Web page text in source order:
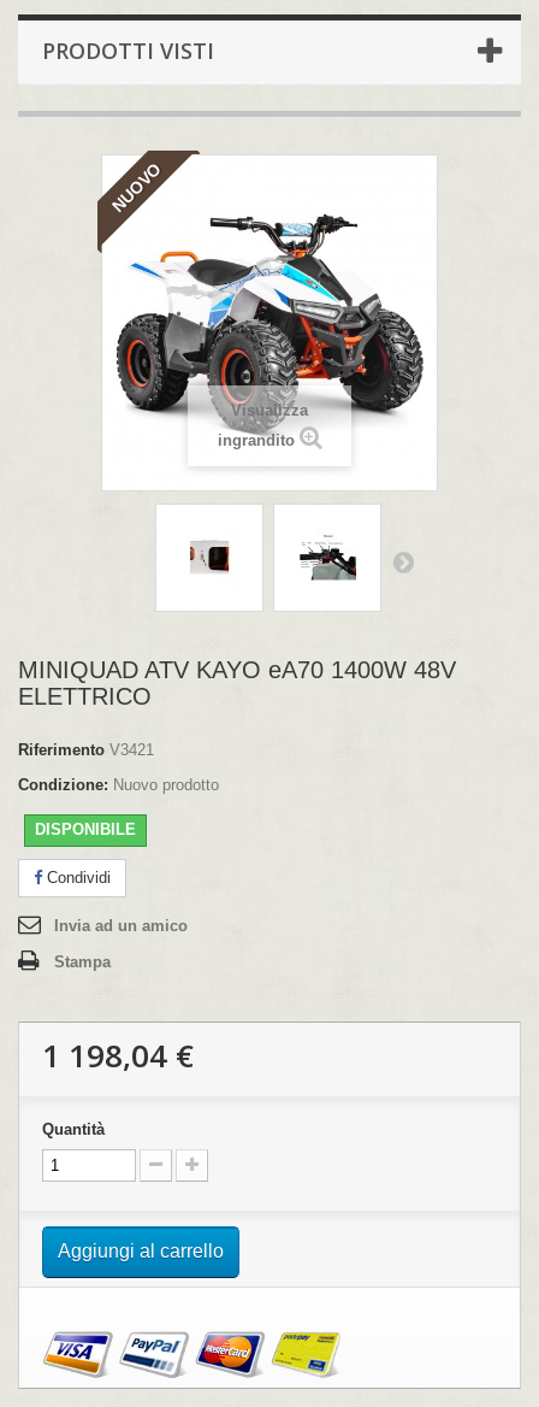
PRODOTTI VISTI
NUOVO
Visualizza
ingrandito
MINIQUAD ATV KAYO eA70 1400W 48V
ELETTRICO
Riferimento V3421
Condizione: Nuovo prodotto
DISPONIBILE
Condividi
Invia ad un amico
Stampa
1 198,04 €
Quantità
Aggiungi al carrello